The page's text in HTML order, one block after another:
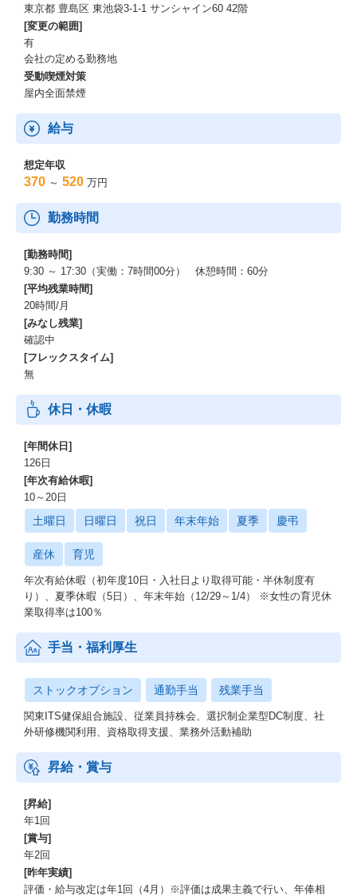
東京都 豊島区 東池袋3-1-1 サンシャイン60 42階
[変更の範囲]
有
会社の定める勤務地
受動喫煙対策
屋内全面禁煙
給与
想定年収
370 ～ 520 万円
勤務時間
[勤務時間]
9:30 ～ 17:30（実働：7時間00分） 休憩時間：60分
[平均残業時間]
20時間/月
[みなし残業]
確認中
[フレックスタイム]
無
休日・休暇
[年間休日]
126日
[年次有給休暇]
10～20日
土曜日 日曜日 祝日 年末年始 夏季 慶弔
産休 育児
年次有給休暇（初年度10日・入社日より取得可能・半休制度有
り）、夏季休暇（5日）、年末年始（12/29～1/4） ※女性の育児休
業取得率は100％
手当・福利厚生
ストックオプション 通勤手当 残業手当
関東ITS健保組合施設、従業員持株会、選択制企業型DC制度、社
外研修機関利用、資格取得支援、業務外活動補助
昇給・賞与
[昇給]
年1回
[賞与]
年2回
[昨年実績]
評価・給与改定は年1回（4月）※評価は成果主義で行い、年俸相